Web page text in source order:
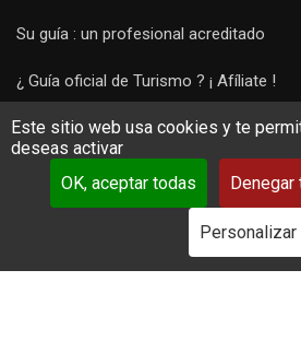
Este sitio web usa cookies y te
deseas activar
OK, aceptar todas
Personalizar
Su guía : un profesional acreditado
¿ Guía oficial de Turismo ? ¡ Afíliate !
Subir una visita y empezar a trabajar !